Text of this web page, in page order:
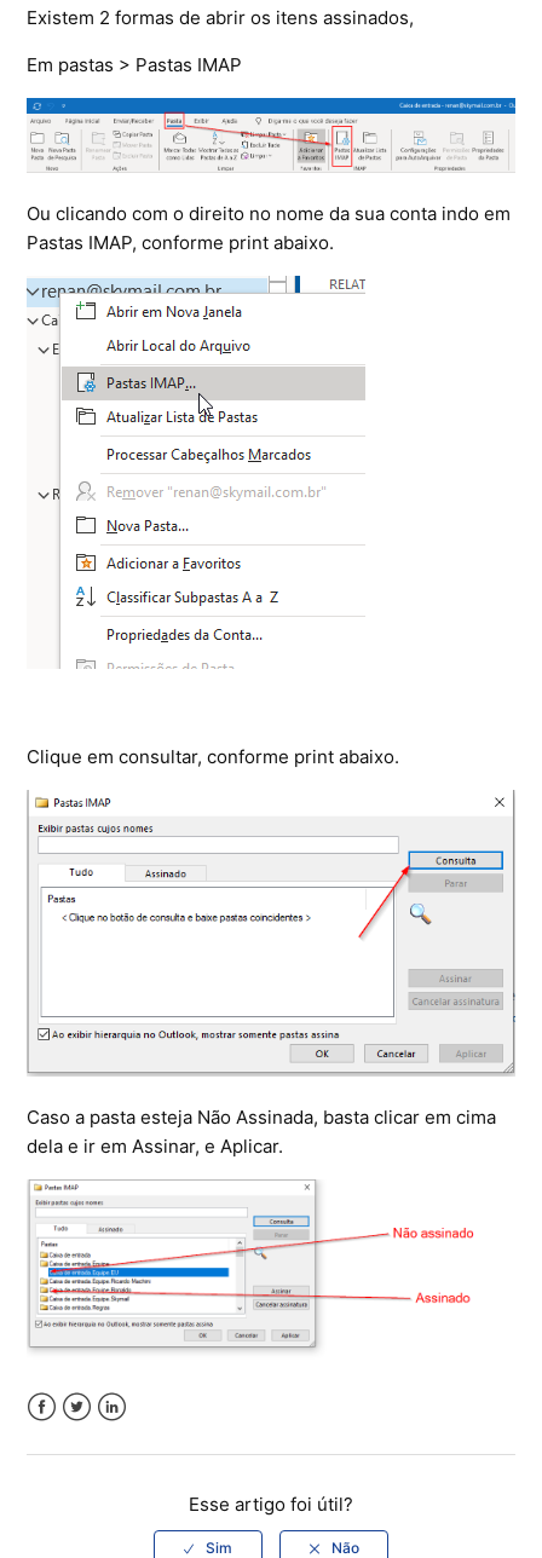
Existem 2 formas de abrir os itens assinados,
Em pastas > Pastas IMAP
Ou clicando com o direito no nome da sua conta indo em
Pastas IMAP, conforme print abaixo.
Clique em consultar, conforme print abaixo.
Caso a pasta esteja Não Assinada, basta clicar em cima
dela e ir em Assinar, e Aplicar.
Esse artigo foi útil?